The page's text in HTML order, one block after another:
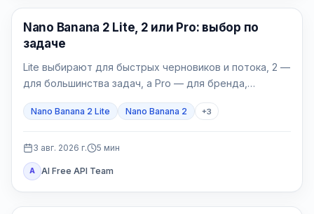
Модели генерации изображений
Nano Banana 2 Lite, 2 или Pro: выбор по
задаче
Lite выбирают для быстрых черновиков и потока, 2 —
для большинства задач, а Pro — для бренда,
Nano Banana 2 Lite Nano Banana 2 +3
3 авг. 2026 г. 5 мин
A AI Free API Team